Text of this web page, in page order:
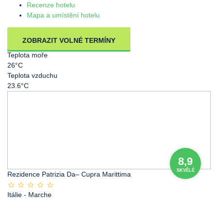
Recenze hotelu
Mapa a umístění hotelu
ZOBRAZIT VOLNÉ TERMÍNY
Teplota moře
26°C
Teplota vzduchu
23.6°C
8,9
SKVĚLÉ
Rezidence Patrizia Da– Cupra Marittima
Itálie - Marche